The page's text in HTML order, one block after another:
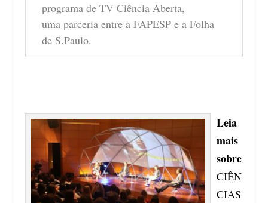
programa de TV Ciência Aberta,
uma parceria entre a FAPESP e a Folha
de S.Paulo.
Leia
mais
sobre
CIÊN
CIAS